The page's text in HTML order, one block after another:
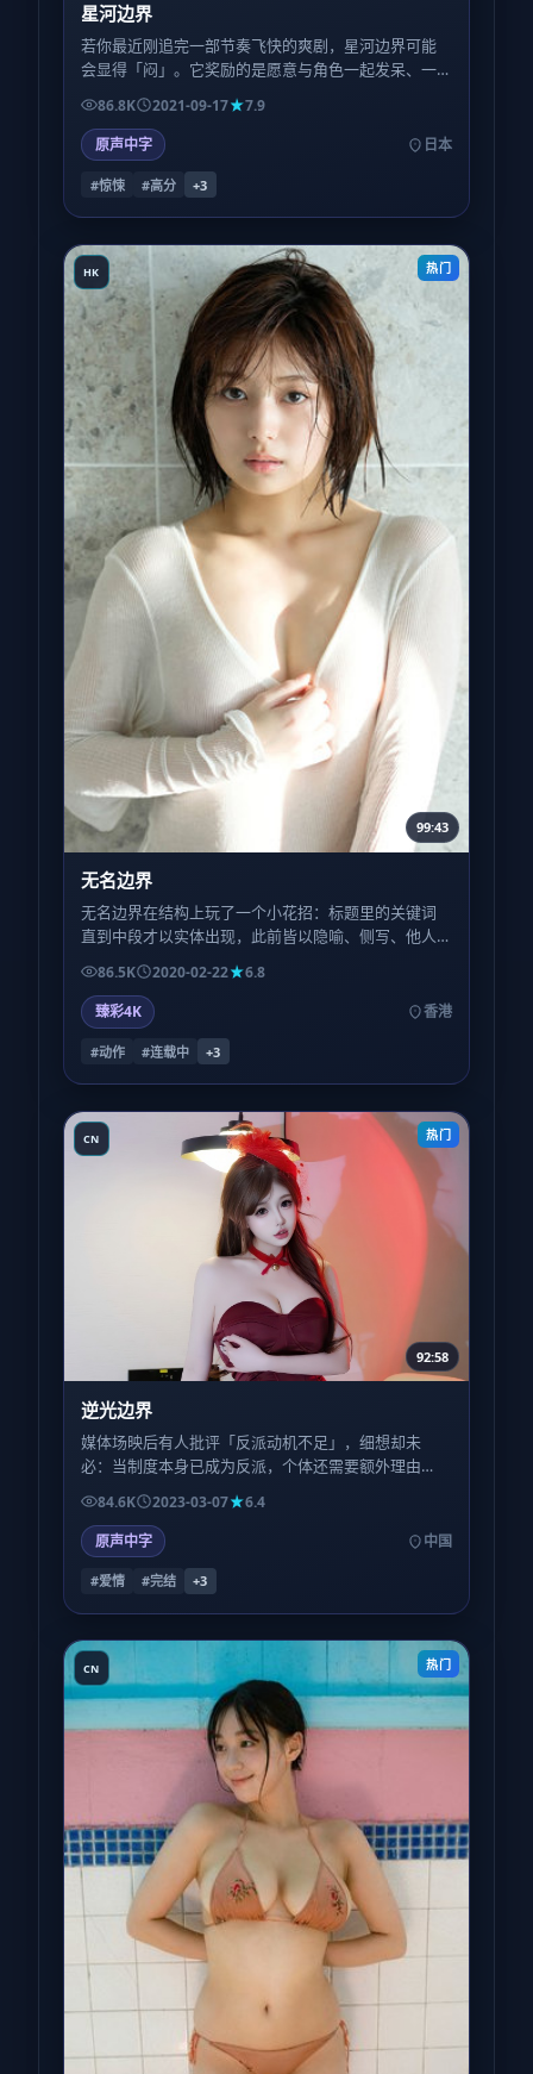
星河边界
若你最近刚追完一部节奏飞快的爽剧，星河边界可能
会显得「闷」。它奖励的是愿意与角色一起发呆、一
起沉默、一起在无解里多待五分钟的观众。
86.8K 2021-09-17
7.9
原声中字
日本
#惊悚 #高分 +3
HK 热门
99:43
无名边界
无名边界在结构上玩了一个小花招：标题里的关键词
直到中段才以实体出现，此前皆以隐喻、侧写、他人
转述的方式游荡——留神对白里的每一个名词。
86.5K 2020-02-22
6.8
臻彩4K
香港
#动作 #连载中 +3
CN 热门
92:58
逆光边界
媒体场映后有人批评「反派动机不足」，细想却未
必：当制度本身已成为反派，个体还需要额外理由
吗？本片选择把笔墨留给受害者的日常，而非恶魔的
独白。
84.6K 2023-03-07
6.4
原声中字
中国
#爱情 #完结 +3
CN 热门